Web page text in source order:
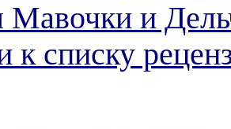
и
к списку